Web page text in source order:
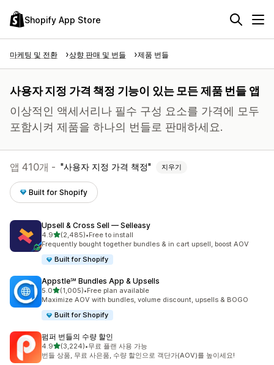
Shopify App Store
마케팅 및 전환 상향 판매 및 번들 제품 번들
사용자 지정 가격 책정 기능이 있는 모든 제품 번들 앱
이상적인 액세서리나 필수 구성 요소를 가격에 모두
포함시켜 제품을 하나의 번들로 판매하세요.
앱 410개 - 사용자 지정 가격 책정 지우기
Built for Shopify
Upsell & Cross Sell — Selleasy
4.9별 5개 중
(2,485)
총 리뷰 2485개
•Free to install
Frequently bought together bundles & in cart upsell, boost AOV
Built for Shopify
Appstle℠ Bundles App & Upsells
5.0별 5개 중
(1,005)
총 리뷰 1005개
•Free plan available
Maximize AOV with bundles, volume discount, upsells & BOGO
Built for Shopify
펌퍼 번들의 수량 할인
4.9별 5개 중
(3,224)
총 리뷰 3224개
•무료 플랜 사용 가능
번들 상품, 무료 사은품, 수량 할인으로 객단가(AOV)를 높이세요!